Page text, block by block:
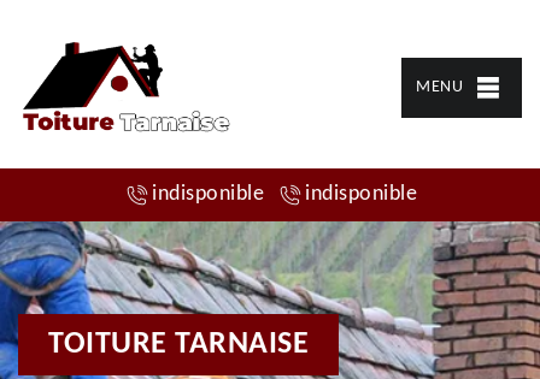
MENU
indisponible indisponible
TOITURE TARNAISE